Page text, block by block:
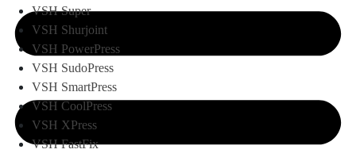
VSH Super
VSH Shurjoint
VSH PowerPress
VSH SudoPress
VSH SmartPress
VSH CoolPress
VSH XPress
VSH FastFix